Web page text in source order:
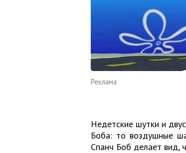
Реклама
Недетские шутки и
Боба: то воздушные
Спанч Боб делает вид,